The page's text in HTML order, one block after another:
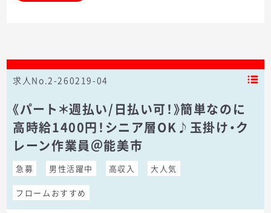
求人No.2-260219-04
《パート＊週払い/日払い可！》簡単なのに
高時給1400円！シニア層OK♪玉掛け・ク
レーン作業員＠能美市
急募 男性活躍中 高収入 大人気
フロームおすすめ